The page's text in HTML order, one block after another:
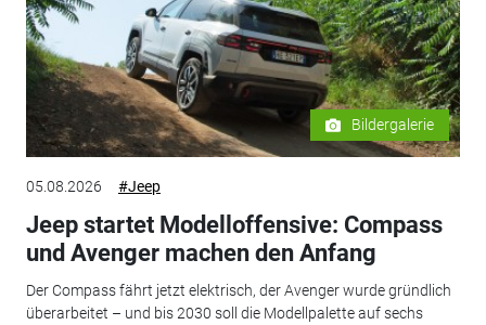
Bildergalerie
05.08.2026 #Jeep
Jeep startet Modelloffensive: Compass
und Avenger machen den Anfang
Der Compass fährt jetzt elektrisch, der Avenger wurde gründlich
überarbeitet – und bis 2030 soll die Modellpalette auf sechs